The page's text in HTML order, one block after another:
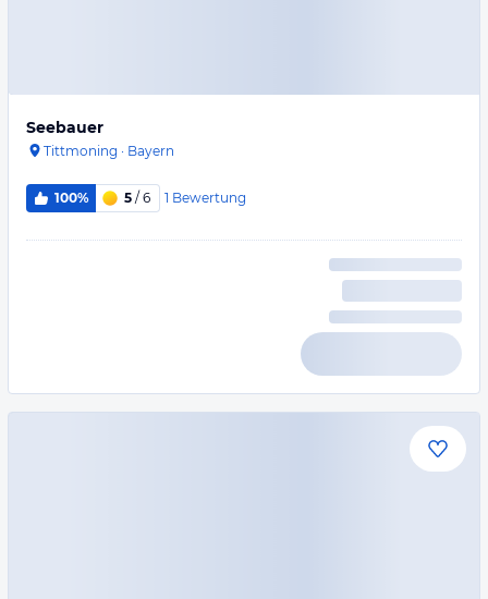
Seebauer
Tittmoning · Bayern
100% 5 / 6 1 Bewertung